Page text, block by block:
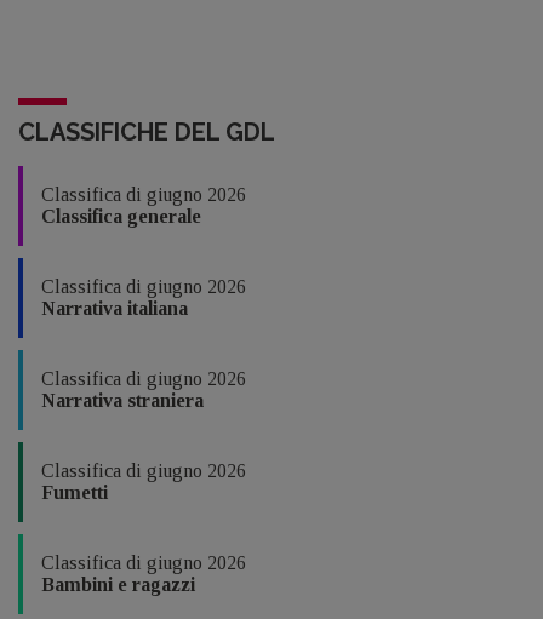
CLASSIFICHE DEL GDL
Classifica di giugno 2026
Classifica generale
Classifica di giugno 2026
Narrativa italiana
Classifica di giugno 2026
Narrativa straniera
Classifica di giugno 2026
Fumetti
Classifica di giugno 2026
Bambini e ragazzi